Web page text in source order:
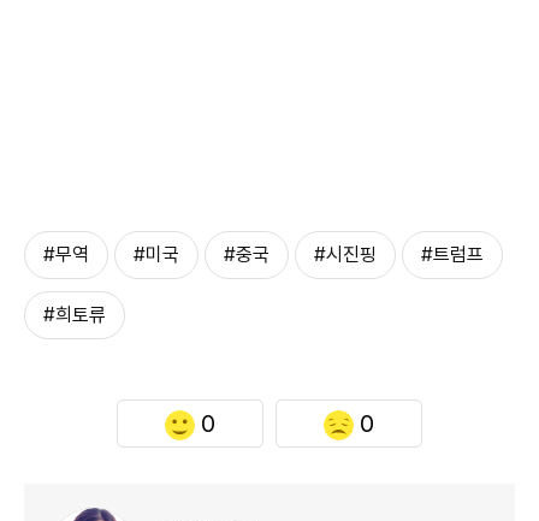
#무역 #미국 #중국 #시진핑 #트럼프
#희토류
0 0